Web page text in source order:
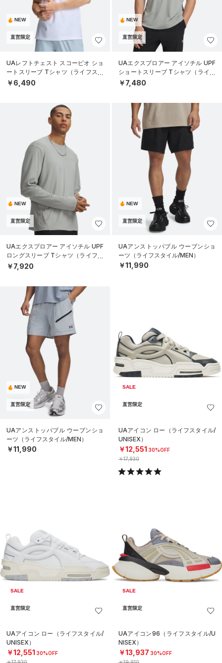
NEW
直営限定
UAレフトチェスト スコーピオ ショ
ートスリーブ Tシャツ（ライフスタ
イル/MEN）
￥6,490
NEW
直営限定
UAエクスプロアー アイソチル UPF
ショートスリーブ Tシャツ（ライフ
スタイル/MEN）
￥7,480
NEW
直営限定
UAエクスプロアー アイソチル UPF
ロングスリーブ Tシャツ（ライフス
タイル/MEN）
￥7,920
NEW
直営限定
UAアンストッパブル ウーブンショ
ーツ（ライフスタイル/MEN）
￥11,990
NEW
直営限定
UAアンストッパブル ウーブンショ
ーツ（ライフスタイル/MEN）
￥11,990
SALE
直営限定
UAアイコン ロー（ライフスタイル/
UNISEX）
￥12,551 30%OFF
￥17,930
SALE
直営限定
UAアイコン ロー（ライフスタイル/
UNISEX）
￥12,551 30%OFF
SALE
直営限定
UAアイコン96（ライフスタイル/U
NISEX）
￥13,937 30%OFF